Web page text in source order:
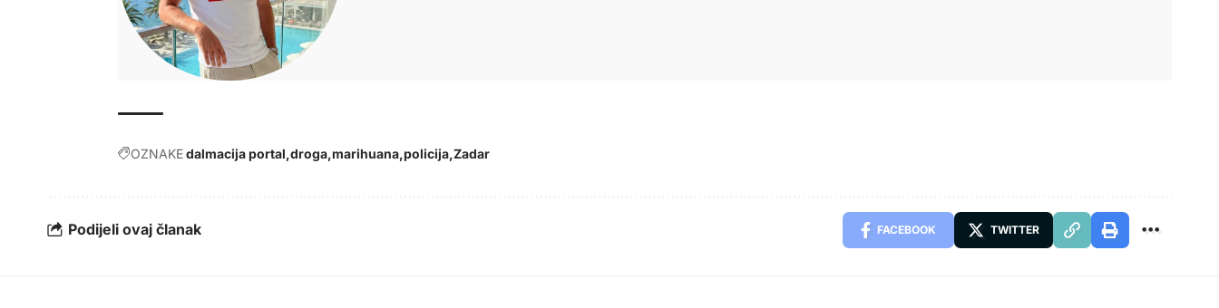
OZNAKEdalmacija portal droga marihuana policija Zadar
Podijeli ovaj članak FACEBOOK TWITTER